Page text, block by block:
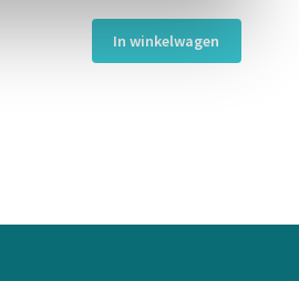
was:
€27,50.
is:
€20,00.
In winkelwagen